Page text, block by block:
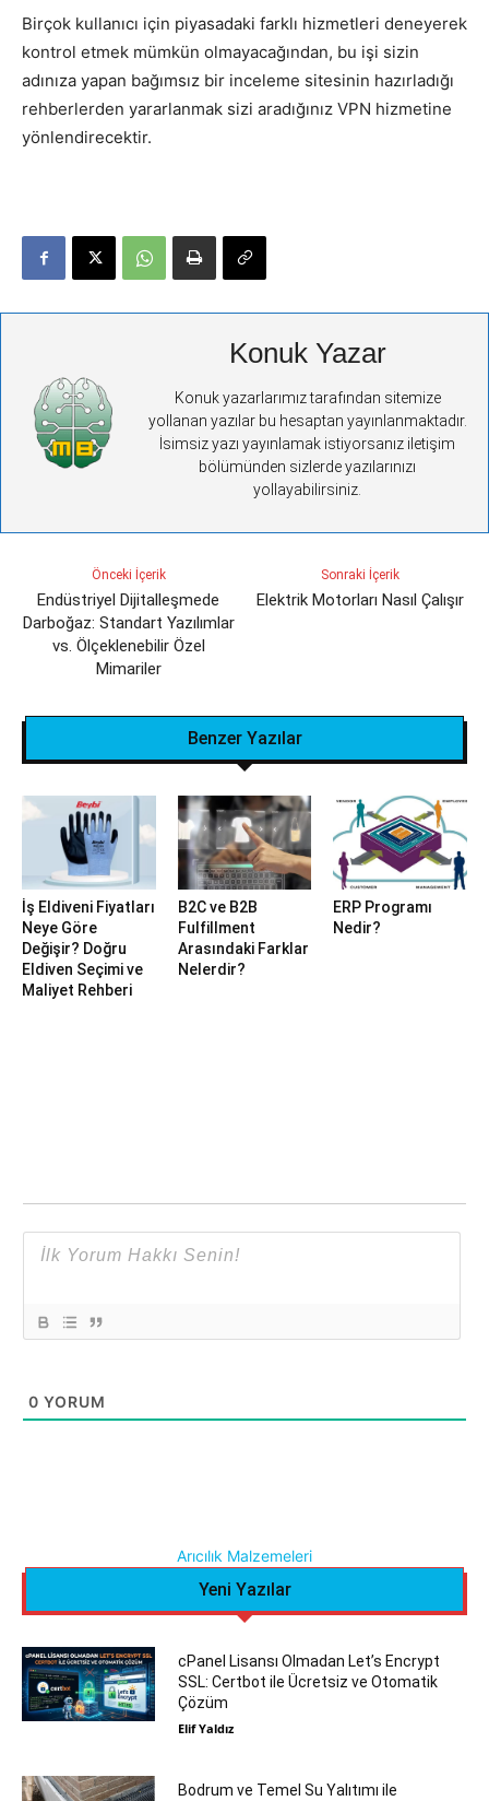
Birçok kullanıcı için piyasadaki farklı hizmetleri deneyerek
kontrol etmek mümkün olmayacağından, bu işi sizin
adınıza yapan bağımsız bir inceleme sitesinin hazırladığı
rehberlerden yararlanmak sizi aradığınız VPN hizmetine
yönlendirecektir.
Konuk Yazar
Konuk yazarlarımız tarafından sitemize
yollanan yazılar bu hesaptan yayınlanmaktadır.
İsimsiz yazı yayınlamak istiyorsanız iletişim
bölümünden sizlerde yazılarınızı
yollayabilirsiniz.
Önceki İçerik
Endüstriyel Dijitalleşmede
Darboğaz: Standart Yazılımlar
vs. Ölçeklenebilir Özel
Mimariler
Sonraki İçerik
Elektrik Motorları Nasıl Çalışır
Benzer Yazılar
İş Eldiveni Fiyatları
Neye Göre
Değişir? Doğru
Eldiven Seçimi ve
Maliyet Rehberi
B2C ve B2B
Fulfillment
Arasındaki Farklar
Nelerdir?
ERP Programı
Nedir?
0 YORUM
Arıcılık Malzemeleri
Yeni Yazılar
cPanel Lisansı Olmadan Let’s Encrypt
SSL: Certbot ile Ücretsiz ve Otomatik
Çözüm
Elif Yaldız
Bodrum ve Temel Su Yalıtımı ile